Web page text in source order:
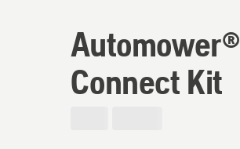
Automower®
Connect Kit